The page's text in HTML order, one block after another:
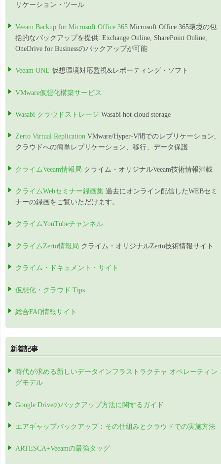
リケーション・ツール
Veeam Backup for Microsoft Office 365 Microsoft Office 365環境の包
括的なバックアップを提供: Exchange Online, SharePoint Online,
OneDrive for Businessのバックアップが可能
Veeam ONE 仮想環境対応監視&レポーティング・ソフト
VMware仮想化構築サービス
Wasabi クラウドストレージ Wasabi hot cloud storage
Zerto Virtual Replication VMware/Hyper-V間でのレプリケーション,
クラウドへの簡単レプリケーション、移行、データ保護
クライムVeeam情報局 クライム・オリジナルVeeam技術情報満載
クライムWebセミナー録画集 過去にオンライン配信したWEBセミ
ナーの録画をご覧いただけます。
クライムYouTubeチャンネル
クライムZerto情報局 クライム・オリジナルZerto技術情報サイト
クライム・ドキュメント・サイト
仮想化・クラウド Tips
総合FAQ情報サイト
新着記事
時代が求める新しいデータインフラストラクチャ オペレーティン
グモデル
Google Driveのバックアップ方法に関するガイド
エアギャップバックアップ：その仕組みとクラウドでの実施方法
ARTESCA+Veeamの最強タッグ